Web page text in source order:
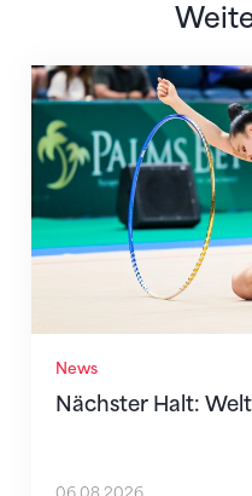
News
Nächster Halt:
Nächster Halt: